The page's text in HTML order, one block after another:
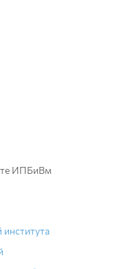
ИПБиВм